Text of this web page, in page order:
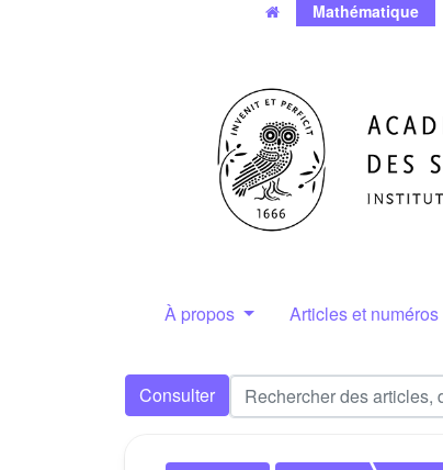
Mathématique
À propos Articles et numéros
Consulter